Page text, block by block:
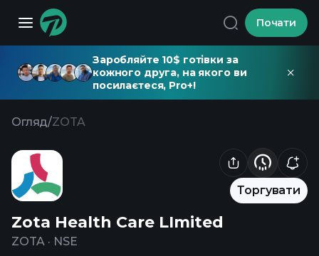
Почати
Заробляйте 10$ готівки за
кожного друга, на якого ви
посилаєтеся, Pro+!
Огляд/ZOTA
Торгувати
Zota Health Care LImited
ZOTA · NSE